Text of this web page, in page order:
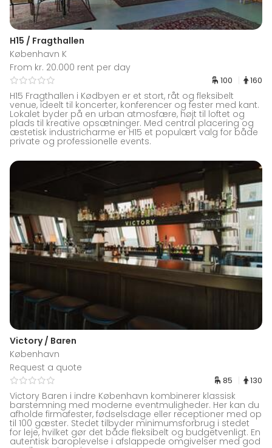
H15 / Fragthallen
København K
From kr. 20.000 rent per day
100 160
H15 Fragthallen i Kødbyen er et stort, råt og fleksibelt
venue, ideelt til koncerter, konferencer og fester med kant.
Lokalet byder på en urban atmosfære, højt til loftet og
plads til kreative opsætninger. Med central placering og
æstetisk industricharme er H15 et populært valg for både
private og professionelle events.
Victory / Baren
København
Request a quote
85 130
Victory Baren i indre København kombinerer klassisk
barstemning med moderne eventmuligheder. Her kan du
afholde firmafester, fødselsdage eller receptioner med op
til 100 gæster. Stedet tilbyder minimumsforbrug i stedet
for leje, hvilket gør det både fleksibelt og budgetvenligt. En
autentisk baroplevelse i afslappede omgivelser med god